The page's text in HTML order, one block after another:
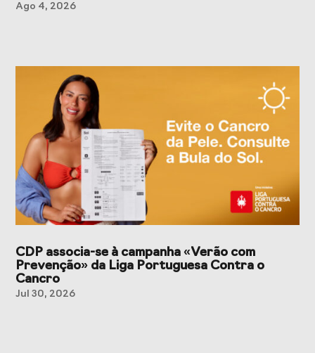
Ago 4, 2026
CDP associa-se à campanha «Verão com
Prevenção» da Liga Portuguesa Contra o
Cancro
Jul 30, 2026